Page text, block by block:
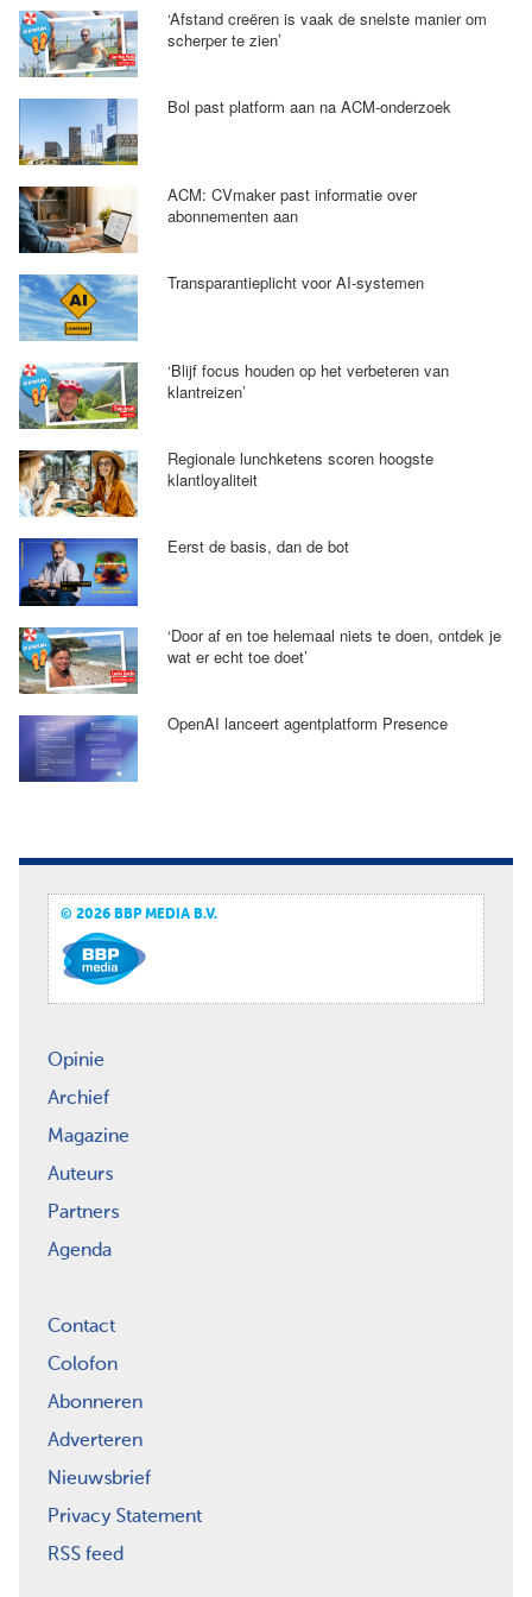
‘Afstand creëren is vaak de snelste manier om
scherper te zien’
Bol past platform aan na ACM-onderzoek
ACM: CVmaker past informatie over
abonnementen aan
Transparantieplicht voor AI-systemen
‘Blijf focus houden op het verbeteren van
klantreizen’
Regionale lunchketens scoren hoogste
klantloyaliteit
Eerst de basis, dan de bot
‘Door af en toe helemaal niets te doen, ontdek je
wat er echt toe doet’
OpenAI lanceert agentplatform Presence
© 2026 BBP MEDIA B.V.
Opinie
Archief
Magazine
Auteurs
Partners
Agenda
Contact
Colofon
Abonneren
Adverteren
Nieuwsbrief
Privacy Statement
RSS feed